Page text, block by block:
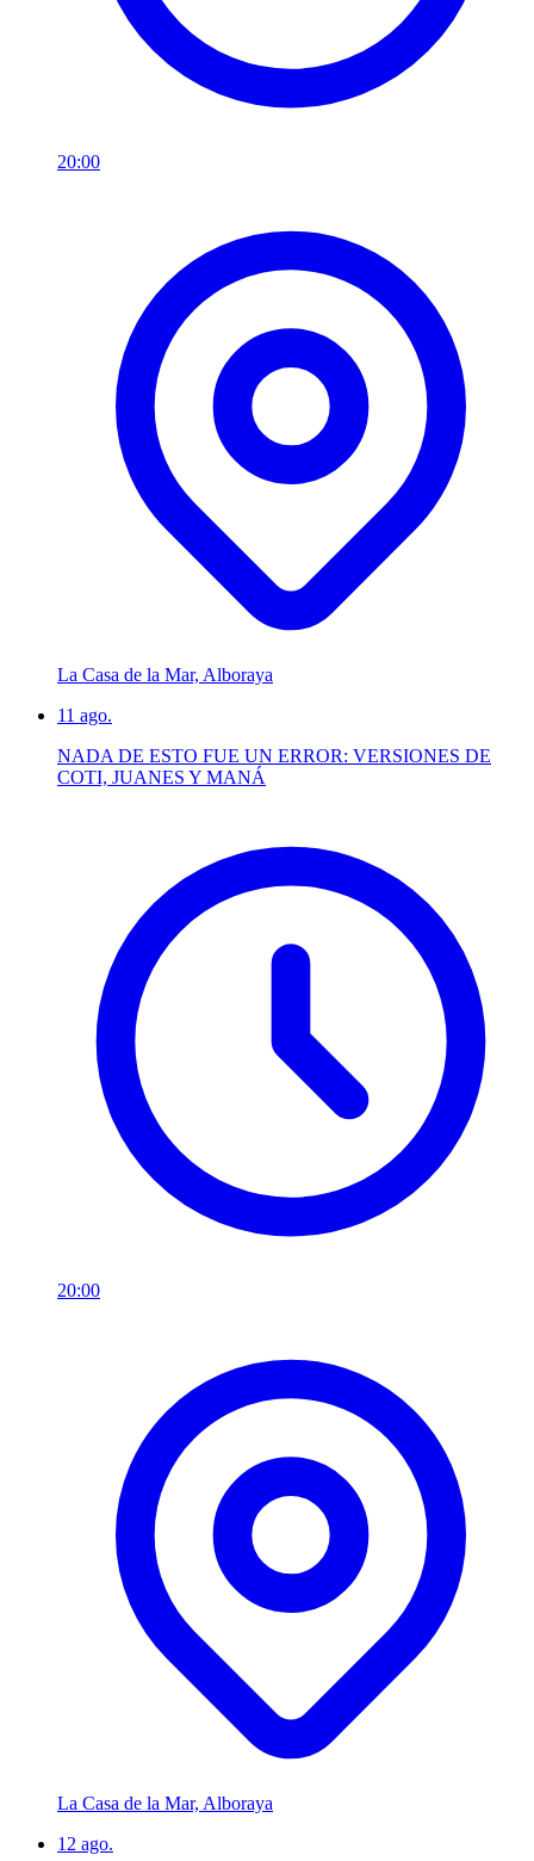
20:00
La Casa de la Mar, Alboraya
11 ago.
NADA DE ESTO FUE UN ERROR: VERSIONES DE
COTI, JUANES Y MANÁ
20:00
La Casa de la Mar, Alboraya
12 ago.